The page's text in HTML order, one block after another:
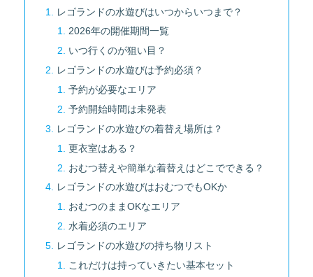
レゴランドの水遊びはいつからいつまで？
2026年の開催期間一覧
いつ行くのが狙い目？
レゴランドの水遊びは予約必須？
予約が必要なエリア
予約開始時間は未発表
レゴランドの水遊びの着替え場所は？
更衣室はある？
おむつ替えや簡単な着替えはどこでできる？
レゴランドの水遊びはおむつでもOKか
おむつのままOKなエリア
水着必須のエリア
レゴランドの水遊びの持ち物リスト
これだけは持っていきたい基本セット